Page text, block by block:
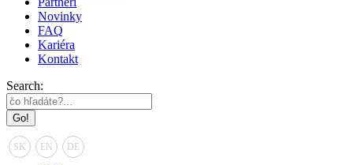
Novinky
FAQ
Kariéra
Kontakt
Search:
SK EN DE